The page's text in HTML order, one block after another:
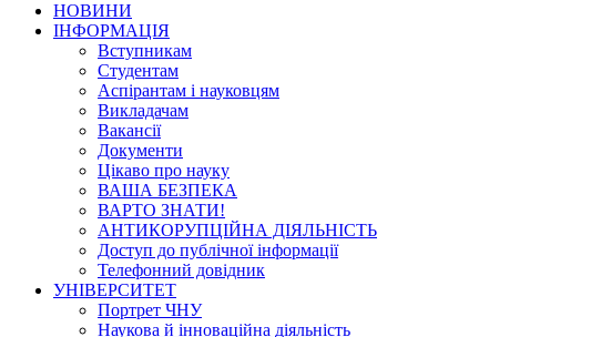
НОВИНИ
ІНФОРМАЦІЯ
Вступникам
Студентам
Аспірантам і науковцям
Викладачам
Вакансії
Документи
Цікаво про науку
ВАША БЕЗПЕКА
ВАРТО ЗНАТИ!
АНТИКОРУПЦІЙНА ДІЯЛЬНІСТЬ
Доступ до публічної інформації
Телефонний довідник
УНІВЕРСИТЕТ
Портрет ЧНУ
Наукова й інноваційна діяльність